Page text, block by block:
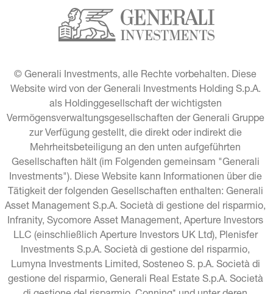
© Generali Investments, alle Rechte vorbehalten. Diese
Website wird von der Generali Investments Holding S.p.A.
als Holdinggesellschaft der wichtigsten
Vermögensverwaltungsgesellschaften der Generali Gruppe
zur Verfügung gestellt, die direkt oder indirekt die
Mehrheitsbeteiligung an den unten aufgeführten
Gesellschaften hält (im Folgenden gemeinsam "Generali
Investments"). Diese Website kann Informationen über die
Tätigkeit der folgenden Gesellschaften enthalten: Generali
Asset Management S.p.A. Società di gestione del risparmio,
Infranity, Sycomore Asset Management, Aperture Investors
LLC (einschließlich Aperture Investors UK Ltd), Plenisfer
Investments S.p.A. Società di gestione del risparmio,
Lumyna Investments Limited, Sosteneo S. p.A. Società di
gestione del risparmio, Generali Real Estate S.p.A. Società